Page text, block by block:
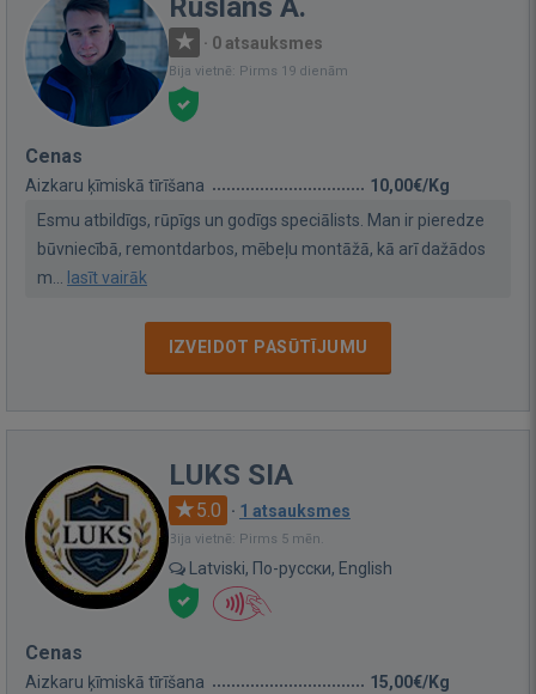
· 0 atsauksmes
Bija vietnē: Pirms 19 dienām
Cenas
Aizkaru ķīmiskā tīrīšana
10,00€/Kg
Esmu atbildīgs, rūpīgs un godīgs speciālists. Man ir pieredze
būvniecībā, remontdarbos, mēbeļu montāžā, kā arī dažādos
m... lasīt vairāk
IZVEIDOT PASŪTĪJUMU
LUKS SIA
5.0 · 1 atsauksmes
Bija vietnē: Pirms 5 mēn.
Latviski, По-русски, English
Cenas
Aizkaru ķīmiskā tīrīšana 15,00€/Kg